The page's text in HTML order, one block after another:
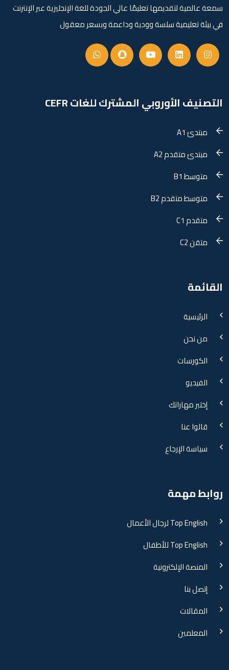
سمعة عالمية لتقديمها تعليمًا عالي الجودة للغة الإنجليزية عبر الإنترنت
في بيئة تعليمية سلسة وودية وداعمة وبسعر معقول
التصنيف الأوروبي المشترك للغات CEFR
مبتدئ A1
مبتدئ متقدم A2
متوسط B1
متوسط متقدم B2
متقدم C1
متقن C2
القائمة
الرئيسية
من نحن
الكورسات
الفيديو
إختبر مهاراتك
قالوا عنا
سياسة الإرجاع
روابط مهمة
Top English لرجال الأعمال
Top English للأطفال
المنصة الإلكترونية
إتصل بنا
المقالات
المعلمين